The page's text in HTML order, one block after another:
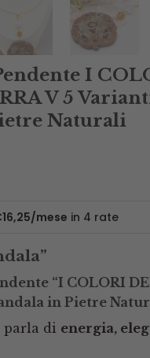
I
V 5
Naturali
“I COLORI
in Pietre
parla di energia,